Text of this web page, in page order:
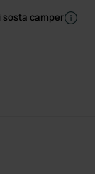
sosta camper